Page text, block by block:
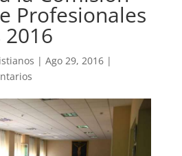
Profesionales
| Ago 29, 2016|